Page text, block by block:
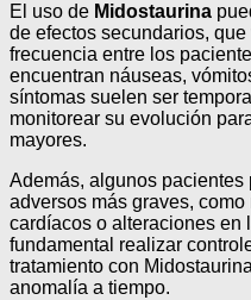
El uso de Midostaurina
de efectos secundarios,
frecuencia entre los
encuentran náuseas,
síntomas suelen ser
monitorear su evolución
mayores.
Además, algunos
adversos más graves,
cardíacos o alteraciones en
fundamental realizar
tratamiento con
anomalía a tiempo.